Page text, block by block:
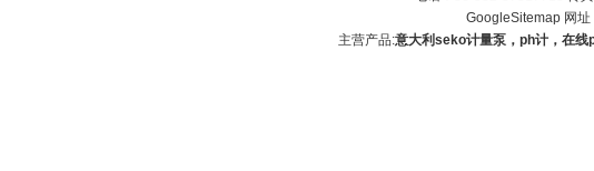
GoogleSitemap 网址
主营产品:意大利seko计量泵，ph计，在线